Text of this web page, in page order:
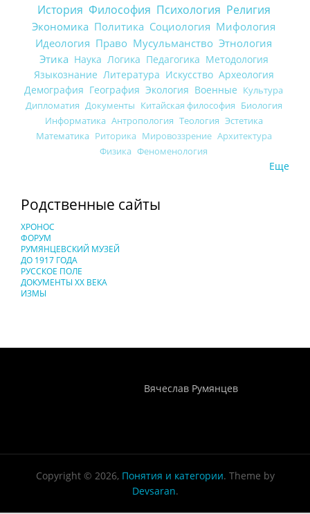
История Философия Психология Религия
Экономика Политика Социология Мифология
Идеология Право Мусульманство Этнология
Этика Наука Логика Педагогика Методология
Языкознание Литература Искусство Археология
Демография География Экология Военные Культура
Дипломатия Документы Китайская философия Биология
Информатика Антропология Теология Эстетика
Математика Риторика Мировоззрение Архитектура
Физика Феноменология
Еще
Родственные сайты
ХРОНОС
ФОРУМ
РУМЯНЦЕВСКИЙ МУЗЕЙ
ДО 1917 ГОДА
РУССКОЕ ПОЛЕ
ДОКУМЕНТЫ XX ВЕКА
ИЗМЫ
Вячеслав Румянцев
Copyright © 2026, Понятия и категории. Theme by
Devsaran.